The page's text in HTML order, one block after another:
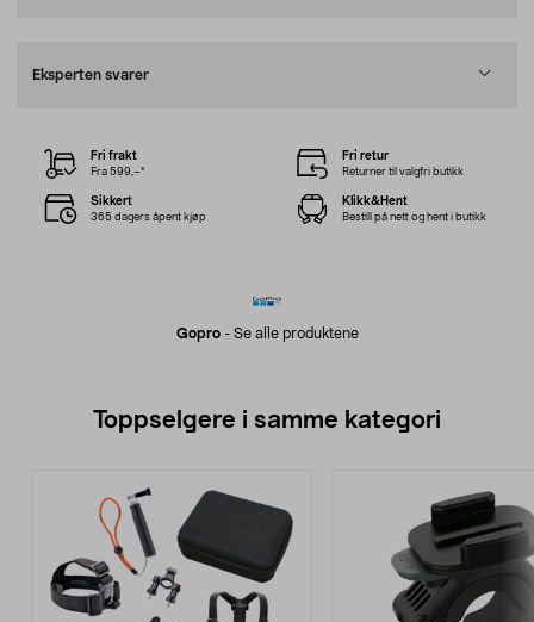
Eksperten svarer
Gopro- Se alle produktene
Fri frakt
Fra 599,–*
Fri retur
Returner til valgfri butikk
Sikkert
365 dagers åpent kjøp
Klikk&Hent
Bestill på nett og hent i butikk
Toppselgere i samme kategori